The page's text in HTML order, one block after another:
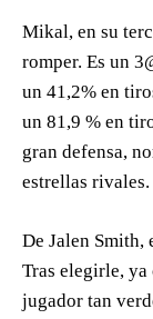
Mikal, en su
romper. Es un
un 41,2% en
un 81,9 % en
gran defensa,
estrellas rivales.
De Jalen Smith,
Tras elegirle,
jugador tan